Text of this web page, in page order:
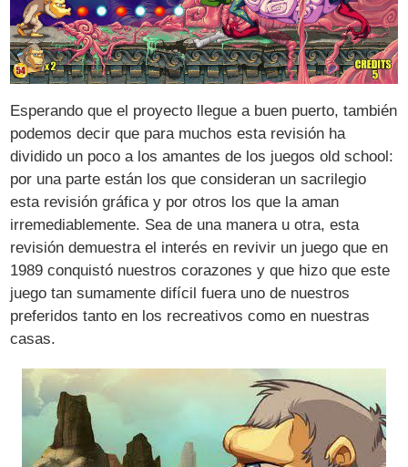
Esperando que el proyecto llegue a buen puerto, también
podemos decir que para muchos esta revisión ha
dividido un poco a los amantes de los juegos old school:
por una parte están los que consideran un sacrilegio
esta revisión gráfica y por otros los que la aman
irremediablemente. Sea de una manera u otra, esta
revisión demuestra el interés en revivir un juego que en
1989 conquistó nuestros corazones y que hizo que este
juego tan sumamente difícil fuera uno de nuestros
preferidos tanto en los recreativos como en nuestras
casas.